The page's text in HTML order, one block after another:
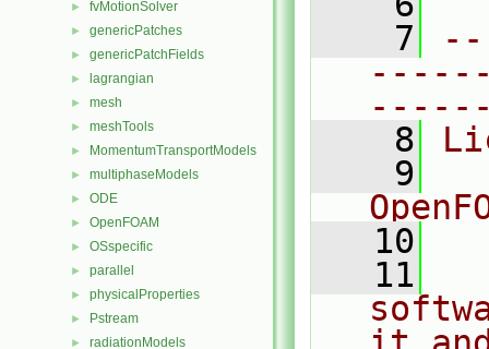
► fvMotionSolver
► genericPatches
► genericPatchFields
► lagrangian
► mesh
► meshTools
► MomentumTransportModels
► multiphaseModels
► ODE
► OpenFOAM
► OSspecific
► parallel
► physicalProperties
► Pstream
► radiationModels
    7
    8
    9
   10
   11